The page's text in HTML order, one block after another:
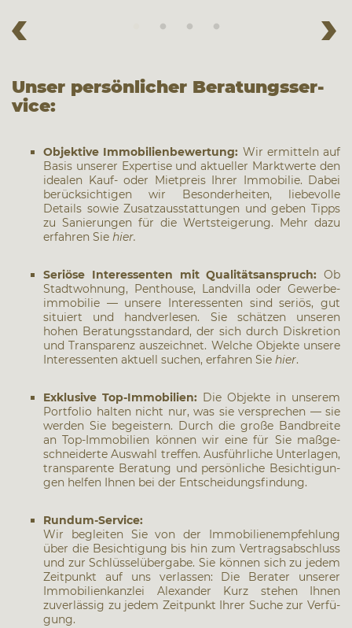
Unser per­sön­li­cher Bera­tungs­ser­
vice:
Objek­ti­ve Immo­bi­li­en­be­wer­tung: Wir ermit­teln auf
Basis unse­rer Exper­ti­se und aktu­el­ler Markt­wer­te den
idea­len Kauf- oder Miet­preis Ihrer Immo­bi­lie. Dabei
berück­sich­ti­gen wir Beson­der­hei­ten, lie­be­vol­le
Details sowie Zusatz­aus­stat­tun­gen und geben Tipps
zu Sanie­run­gen für die Wert­stei­ge­rung. Mehr dazu
erfah­ren Sie hier.
Seriö­se Inter­es­sen­ten mit Qua­li­täts­an­spruch: Ob
Stadt­woh­nung, Pent­house, Land­vil­la oder Gewer­be­
im­mo­bi­lie — unse­re Inter­es­sen­ten sind seri­ös, gut
situ­iert und hand­ver­le­sen. Sie schät­zen unse­ren
hohen Bera­tungs­stan­dard, der sich durch Dis­kre­ti­on
und Trans­pa­renz aus­zeich­net. Wel­che Objek­te unse­re
Inter­es­sen­ten aktu­ell suchen, erfah­ren Sie hier.
Exklu­si­ve Top-Immo­bi­li­en: Die Objek­te in unse­rem
Port­fo­lio hal­ten nicht nur, was sie ver­spre­chen — sie
wer­den Sie begeis­tern. Durch die gro­ße Band­brei­te
an Top-Immo­bi­li­en kön­nen wir eine für Sie maß­ge­
schnei­der­te Aus­wahl tref­fen. Aus­führ­li­che Unter­la­gen,
trans­pa­ren­te Bera­tung und per­sön­li­che Besich­ti­gun­
gen hel­fen Ihnen bei der Ent­schei­dungs­fin­dung.
Rund­um-Ser­vice:
Wir beglei­ten Sie von der Immo­bi­li­en­emp­feh­lung
über die Besich­ti­gung bis hin zum Ver­trags­ab­schluss
und zur Schlüs­sel­über­ga­be. Sie kön­nen sich zu jedem
Zeit­punkt auf uns ver­las­sen: Die Bera­ter unse­rer
Immo­bi­li­en­kanz­lei Alex­an­der Kurz ste­hen Ihnen
zuver­läs­sig zu jedem Zeit­punkt Ihrer Suche zur Ver­fü­
gung.